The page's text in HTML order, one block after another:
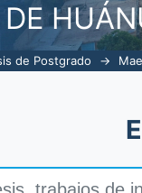
de Postgrado →